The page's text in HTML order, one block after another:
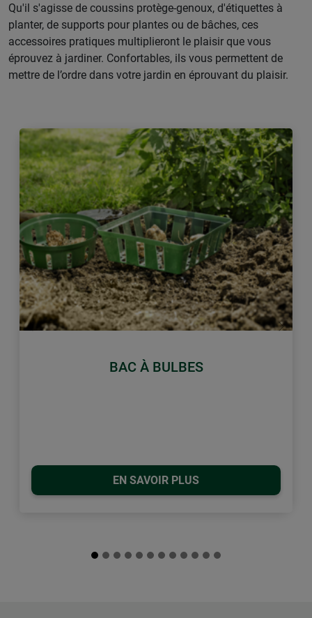
Qu'il s'agisse de coussins protège-genoux, d'étiquettes à
planter, de supports pour plantes ou de bâches, ces
accessoires pratiques multiplieront le plaisir que vous
éprouvez à jardiner. Confortables, ils vous permettent de
mettre de l’ordre dans votre jardin en éprouvant du plaisir.
BAC À BULBES
EN SAVOIR PLUS
retour